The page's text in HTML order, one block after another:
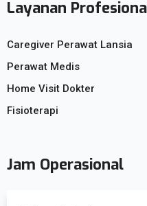
Layanan
Caregiver Perawat Lansia
Perawat Medis
Home Visit Dokter
Fisioterapi
Jam Operasional